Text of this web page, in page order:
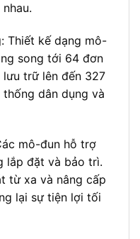
Thiết kế dạng mô-
song tới 64 đơn
trữ lên đến 327
thống dân dụng và
mô-đun hỗ trợ
lắp đặt và bảo trì.
từ xa và nâng cấp
lại sự tiện lợi tối